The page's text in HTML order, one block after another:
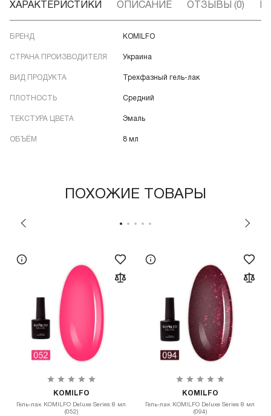
ХАРАКТЕРИСТИКИ ОПИСАНИЕ ОТЗЫВЫ (0)
БРЕНД KOMILFO
СТРАНА ПРОИЗВОДИТЕЛЯ Украина
ВИД ПРОДУКТА Трехфазный гель-лак
ПЛОТНОСТЬ Средний
ТЕКСТУРА ЦВЕТА Эмаль
ОБЪЁМ 8 мл
ПОХОЖИЕ ТОВАРЫ
KOMILFO
Гель-лак KOMILFO Deluxe Series 8 мл
(052)
KOMILFO
Гель-лак KOMILFO Deluxe Series 8 мл
(094)